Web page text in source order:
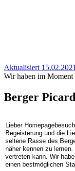
Aktualisiert 15.02.2021
Wir haben im
Berger
Lieber
Begeisterung und die
seltene Rasse des
näher kennen zu
vertreten kann. Wir
einen bestmöglichen